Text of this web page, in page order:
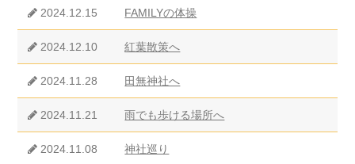
2024.12.15 FAMILYの体操
2024.12.10 紅葉散策へ
2024.11.28 田無神社へ
2024.11.21 雨でも歩ける場所へ
2024.11.08 神社巡り